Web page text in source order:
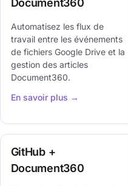
Document360
Automatisez les flux de
travail entre les événements
de fichiers Google Drive et la
gestion des articles
Document360.
En savoir plus →
GitHub +
Document360